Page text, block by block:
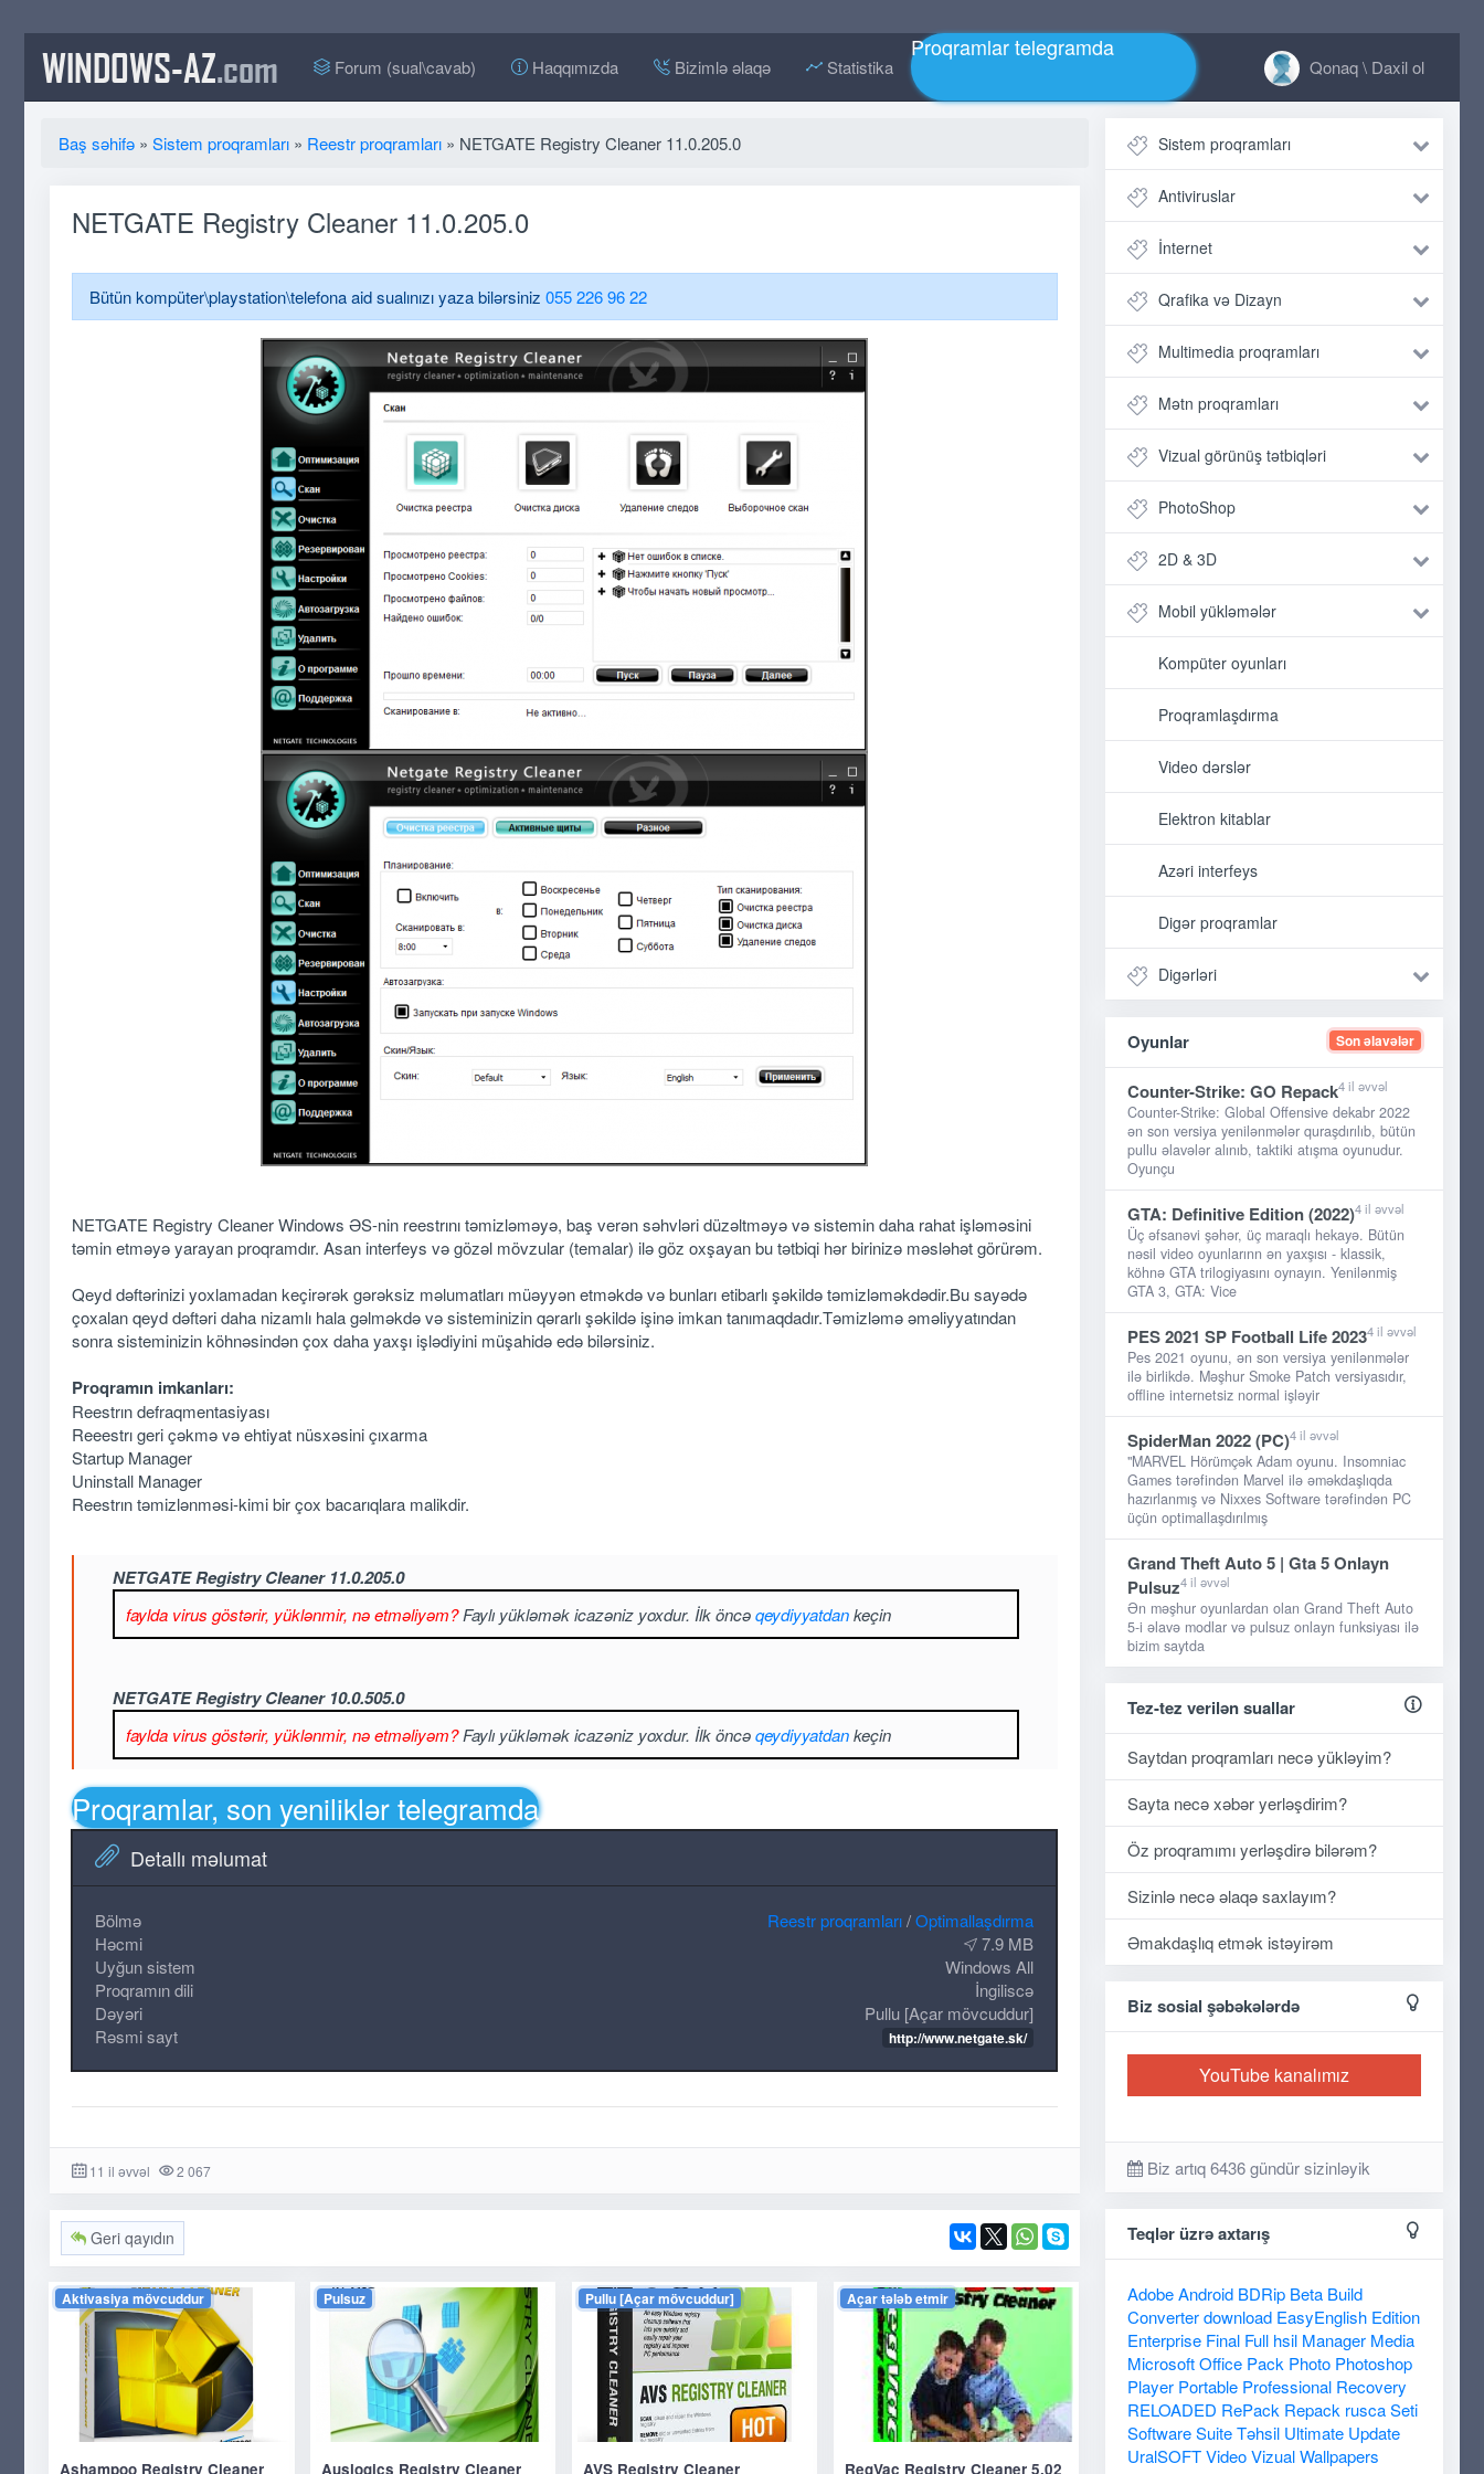
WINDOWS-AZ.com Forum (sual\cavab) Haqqımızda Bizimlə əlaqə Statistika
Proqramlar telegramda
Qonaq \ Daxil ol
Baş səhifə » Sistem proqramları » Reestr proqramları » NETGATE Registry Cleaner 11.0.205.0
NETGATE Registry Cleaner 11.0.205.0
Bütün kompüter\playstation\telefona aid sualınızı yaza bilərsiniz 055 226 96 22
NETGATE Registry Cleaner Windows ƏS-nin reestrını təmizləməyə, baş verən səhvləri düzəltməyə və sistemin daha rahat işləməsini
təmin etməyə yarayan proqramdır. Asan interfeys və gözəl mövzular (temalar) ilə göz oxşayan bu tətbiqi hər birinizə məsləhət görürəm.
Qeyd dəftərinizi yoxlamadan keçirərək gərəksiz məlumatları müəyyən etməkdə və bunları etibarlı şəkildə təmizləməkdədir.Bu sayədə
çoxalan qeyd dəftəri daha nizamlı hala gəlməkdə və sisteminizin qərarlı şəkildə işinə imkan tanımaqdadır.Təmizləmə əməliyyatından
sonra sisteminizin köhnəsindən çox daha yaxşı işlədiyini müşahidə edə bilərsiniz.
Proqramın imkanları:
Reestrın defraqmentasiyası
Reeestrı geri çəkmə və ehtiyat nüsxəsini çıxarma
Startup Manager
Uninstall Manager
Reestrın təmizlənməsi-kimi bir çox bacarıqlara malikdir.
NETGATE Registry Cleaner 11.0.205.0
faylda virus göstərir, yüklənmir, nə etməliyəm? Faylı yükləmək icazəniz yoxdur. İlk öncəqeydiyyatdankeçin
NETGATE Registry Cleaner 10.0.505.0
faylda virus göstərir, yüklənmir, nə etməliyəm? Faylı yükləmək icazəniz yoxdur. İlk öncəqeydiyyatdankeçin
Proqramlar, son yeniliklər telegramda
Detallı məlumat
Bölmə Reestr proqramları/Optimallaşdırma
Həcmi
7.9 MB
Uyğun sistem
Windows All
Proqramın dili
İngiliscə
Dəyəri
Pullu [Açar mövcuddur]
Rəsmi sayt
http://www.netgate.sk/
11 il əvvəl 2 067
Geri qayıdın
Aktivasiya mövcuddur
Ashampoo Registry Cleaner
Pulsuz
Auslogics Registry Cleaner
Pullu [Açar mövcuddur]
AVS Registry Cleaner
Açar tələb etmir
RegVac Registry Cleaner 5.02
Sistem proqramları
Antiviruslar
İnternet
Qrafika və Dizayn
Multimedia proqramları
Mətn proqramları
Vizual görünüş tətbiqləri
PhotoShop
2D & 3D
Mobil yükləmələr
Kompüter oyunları
Proqramlaşdırma
Video dərslər
Elektron kitablar
Azəri interfeys
Digər proqramlar
Digərləri
Oyunlar Son əlavələr
Counter-Strike: GO Repack4 il əvvəl
Counter-Strike: Global Offensive dekabr 2022
ən son versiya yenilənmələr quraşdırılıb, bütün
pullu əlavələr alınıb, taktiki atışma oyunudur.
Oyunçu
GTA: Definitive Edition (2022)4 il əvvəl
Üç əfsanəvi şəhər, üç maraqlı hekayə. Bütün
nəsil video oyunlarınn ən yaxşısı - klassik,
köhnə GTA trilogiyasını oynayın. Yenilənmiş
GTA 3, GTA: Vice
PES 2021 SP Football Life 20234 il əvvəl
Pes 2021 oyunu, ən son versiya yenilənmələr
ilə birlikdə. Məşhur Smoke Patch versiyasıdır,
offline internetsiz normal işləyir
SpiderMan 2022 (PC)4 il əvvəl
"MARVEL Hörümçək Adam oyunu. Insomniac
Games tərəfindən Marvel ilə əməkdaşlıqda
hazırlanmış və Nixxes Software tərəfindən PC
üçün optimallaşdırılmış
Grand Theft Auto 5 | Gta 5 Onlayn
Pulsuz4 il əvvəl
Ən məşhur oyunlardan olan Grand Theft Auto
5-i əlavə modlar və pulsuz onlayn funksiyası ilə
bizim saytda
Tez-tez verilən suallar
Saytdan proqramları necə yükləyim?
Sayta necə xəbər yerləşdirim?
Öz proqramımı yerləşdirə bilərəm?
Sizinlə necə əlaqə saxlayım?
Əmakdaşlıq etmək istəyirəm
Biz sosial şəbəkələrdə
YouTube kanalımız
Biz artıq 6436 gündür sizinləyik
Teqlər üzrə axtarış
Adobe Android BDRip Beta Build
Converter download EasyEnglish Edition
Enterprise Final Full hsil Manager Media
Microsoft Office Pack Photo Photoshop
Player Portable Professional Recovery
RELOADED RePack Repack rusca Seti
Software Suite Təhsil Ultimate Update
UralSOFT Video Vizual Wallpapers